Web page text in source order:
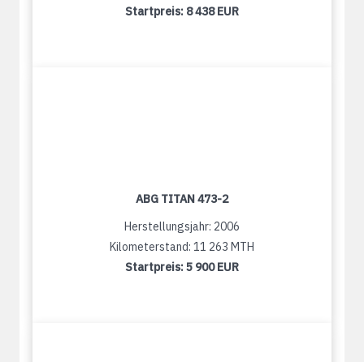
Startpreis: 8 438 EUR
ABG TITAN 473-2
Herstellungsjahr: 2006
Kilometerstand: 11 263 MTH
Startpreis:5 900 EUR